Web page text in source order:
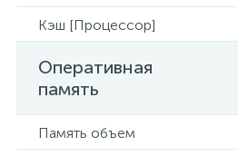
Кэш [Процессор]
Оперативная
память
Память объем